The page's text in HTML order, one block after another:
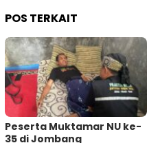
POS TERKAIT
Peserta Muktamar NU ke-
35 di Jombang